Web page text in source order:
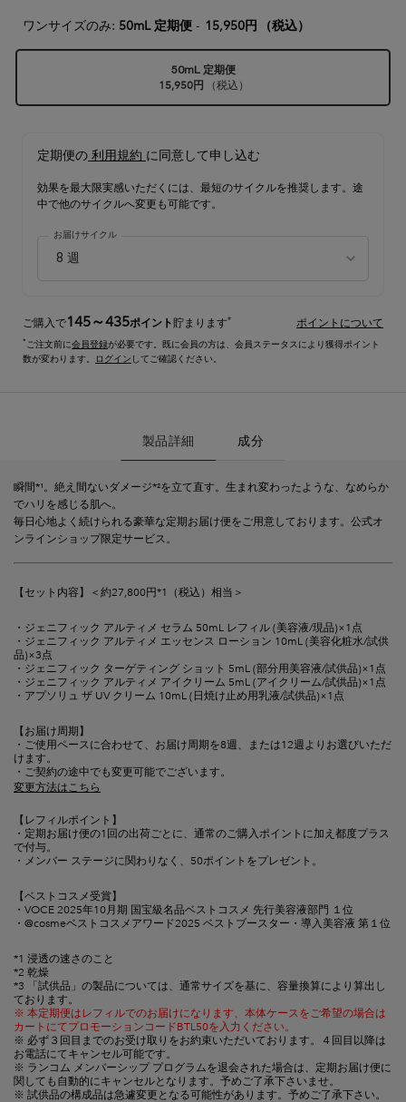
ワンサイズのみ: 50mL 定期便 - 15,950円 （税込）
選択済み
50mL 定期便
15,950円 （税込）
, 1/1
定期便の 利用規約 に同意して申し込む
効果を最大限実感いただくには、最短のサイクルを推奨します。途
中で他のサイクルへ変更も可能です。
お届けサイクル
ご購入で145～435ポイント 貯まります* ポイントについて
* ご注文前に会員登録が必要です。既に会員の方は、会員ステータスにより獲得ポイント
数が変わります。
ログイン してご確認ください。
製品詳細 成分
瞬間*¹。絶え間ないダメージ*²を立て直す。生まれ変わったような、なめらか
でハリを感じる肌へ。
毎日心地よく続けられる豪華な定期お届け便をご用意しております。公式オ
ンラインショップ限定サービス。
【セット内容】＜約27,800円*1（税込）相当＞​
・ジェニフィック アルティメ セラム 50mL レフィル (美容液/現品)×1点
・ジェニフィック アルティメ エッセンス ローション 10mL (美容化粧水/試供
品)×3点
・ジェニフィック ターゲティング ショット 5mL (部分用美容液/試供品)×1点
・ジェニフィック アルティメ アイクリーム 5mL (アイクリーム/試供品)×1点
・アプソリュ ザ UV クリーム 10mL (日焼け止め用乳液/試供品)×1点​​
【お届け周期】
・ご使用ペースに合わせて、お届け周期を8週、または12週よりお選びいただ
けます。
・ご契約の途中でも変更可能でございます。
変更方法はこちら
【レフィルポイント】
・定期お届け便の1回の出荷ごとに、通常のご購入ポイントに加え都度プラス
で付与。
・メンバー ステージに関わりなく、50ポイントをプレゼント。
【ベストコスメ受賞】
・VOCE 2025年10月期 国宝級名品ベストコスメ 先行美容液部門 １位
・@cosmeベストコスメアワード2025 ベストブースター・導入美容液 第１位
*1 浸透の速さのこと
*2 乾燥
*3 「試供品」の製品については、通常サイズを基に、容量換算により算出し
ております。​
※ 本定期便はレフィルでのお届けになります、本体ケースをご希望の場合は
カートにてプロモーションコードBTL50を入力ください。
※ 必ず３回目までのお受け取りをお約束いただいております。４回目以降は
お電話にてキャンセル可能です。
※ ランコム メンバーシップ プログラムを退会された場合は、定期お届け便に
関しても自動的にキャンセルとなります。予めご了承下さいませ。
※ 試供品の構成品は急遽変更となる可能性があります。予めご了承下さい。